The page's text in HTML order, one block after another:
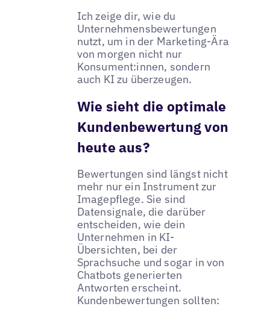
Ich zeige dir, wie du
Unternehmensbewertungen
nutzt, um in der Marketing-Ära
von morgen nicht nur
Konsument:innen, sondern
auch KI zu überzeugen.
Wie sieht die optimale
Kundenbewertung von
heute aus?
Bewertungen sind längst nicht
mehr nur ein Instrument zur
Imagepflege. Sie sind
Datensignale, die darüber
entscheiden, wie dein
Unternehmen in KI-
Übersichten, bei der
Sprachsuche und sogar in von
Chatbots generierten
Antworten erscheint.
Kundenbewertungen sollten: